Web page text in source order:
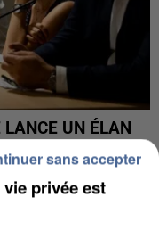
LANCE UN ÉLAN
privée est
sans accepter